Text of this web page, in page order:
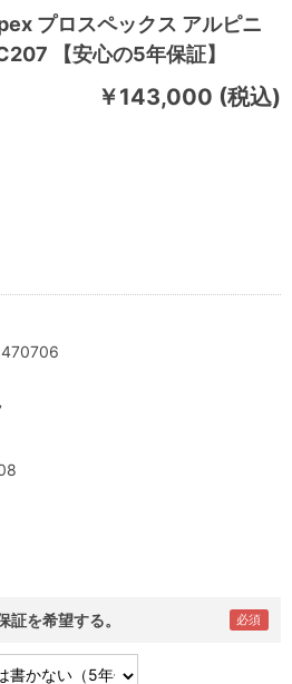
プロスペックス アルピニ
【安心の5年保証】
￥143,000 (税込)
を希望する。